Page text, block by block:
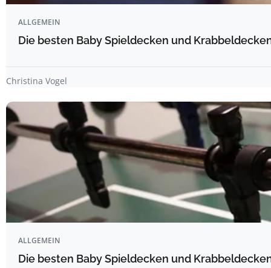
ALLGEMEIN
Die besten Baby Spieldecken und
Christina Vogel
ALLGEMEIN
Die besten Baby Spieldecken und